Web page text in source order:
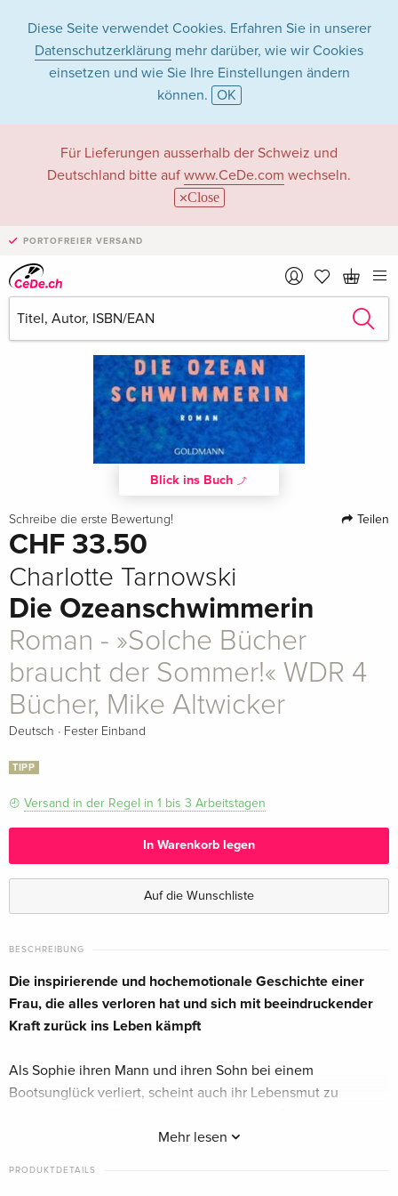
Diese Seite verwendet Cookies. Erfahren Sie in unserer
Datenschutzerklärung mehr darüber, wie wir Cookies
einsetzen und wie Sie Ihre Einstellungen ändern
können. OK
Für Lieferungen ausserhalb der Schweiz und
Deutschland bitte auf www.CeDe.com wechseln.
Close
PORTOFREIER VERSAND
Blick ins Buch
Schreibe die erste Bewertung! Teilen
CHF 33.50
Charlotte Tarnowski
Die Ozeanschwimmerin
Roman - »Solche Bücher
braucht der Sommer!« WDR 4
Bücher, Mike Altwicker
Deutsch · Fester Einband
TIPP
Versand in der Regel in 1 bis 3 Arbeitstagen
In Warenkorb legen
Auf die Wunschliste
BESCHREIBUNG
Mehr lesen
Die inspirierende und hochemotionale Geschichte einer
Frau, die alles verloren hat und sich mit beeindruckender
Kraft zurück ins Leben kämpft
Als Sophie ihren Mann und ihren Sohn bei einem
Bootsunglück verliert, scheint auch ihr Lebensmut zu
Schwimmerin, dass ihr Herz noch schlägt. Und so beschließt
PRODUKTDETAILS